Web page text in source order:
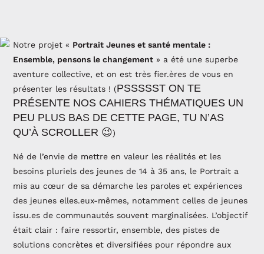
Notre projet « Portrait Jeunes et santé mentale :
Ensemble, pensons le changement » a été une superbe
aventure collective, et on est très fier.ères de vous en
présenter les résultats ! (PSSSSST ON TE
PRÉSENTE NOS CAHIERS THÉMATIQUES UN
PEU PLUS BAS DE CETTE PAGE, TU N’AS
QU’À SCROLLER 😉)
Né de l’envie de mettre en valeur les réalités et les
besoins pluriels des jeunes de 14 à 35 ans, le Portrait a
mis au cœur de sa démarche les paroles et expériences
des jeunes elles.eux-mêmes, notamment celles de jeunes
issu.es de communautés souvent marginalisées. L’objectif
était clair : faire ressortir, ensemble, des pistes de
solutions concrètes et diversifiées pour répondre aux